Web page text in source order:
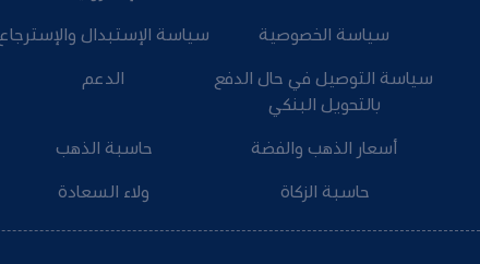
سياسة الخصوصية سياسة الإستبدال والإسترجاع
سياسة التوصيل في حال الدفع
بالتحويل البنكي
الدعم
أسعار الذهب والفضة حاسبة الذهب
حاسبة الزكاة ولاء السعادة